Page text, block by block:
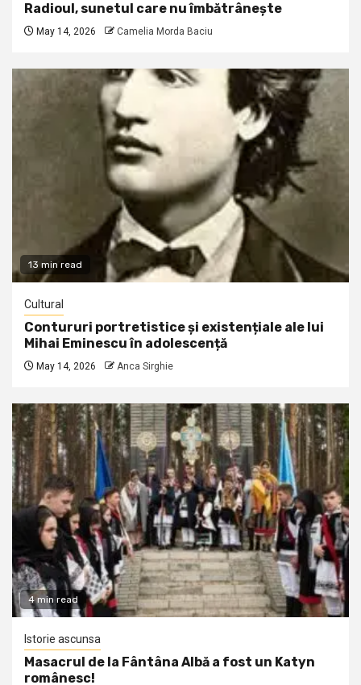
Radioul, sunetul care nu îmbătrânește
May 14, 2026 Camelia Morda Baciu
13 min read
Cultural
Contururi portretistice și existențiale ale lui
Mihai Eminescu în adolescență
May 14, 2026 Anca Sirghie
4 min read
Istorie ascunsa
Masacrul de la Fântâna Albă a fost un Katyn
românesc!